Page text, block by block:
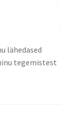
lähedased
tegemistest